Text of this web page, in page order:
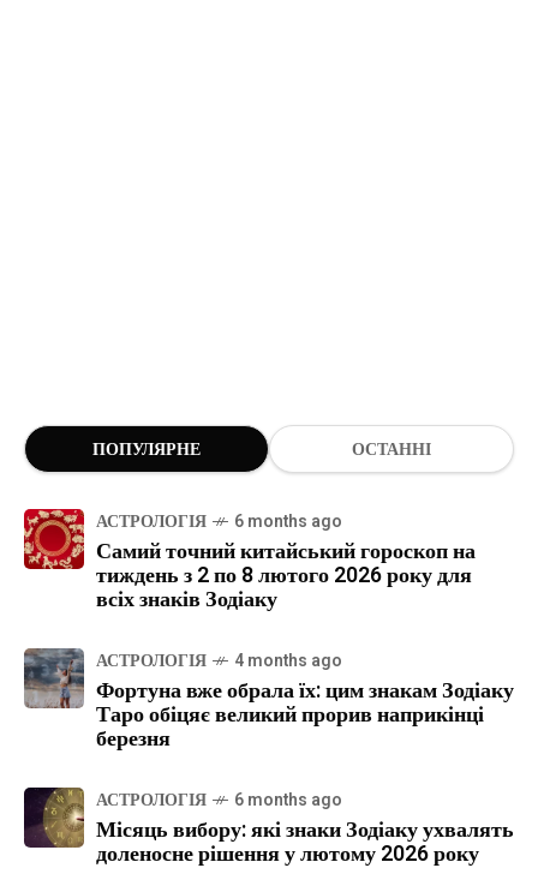
ПОПУЛЯРНЕ ОСТАННІ
АСТРОЛОГІЯ 6 months ago
Самий точний китайський гороскоп на
тиждень з 2 по 8 лютого 2026 року для
всіх знаків Зодіаку
АСТРОЛОГІЯ 4 months ago
Фортуна вже обрала їх: цим знакам Зодіаку
Таро обіцяє великий прорив наприкінці
березня
АСТРОЛОГІЯ 6 months ago
Місяць вибору: які знаки Зодіаку ухвалять
доленосне рішення у лютому 2026 року